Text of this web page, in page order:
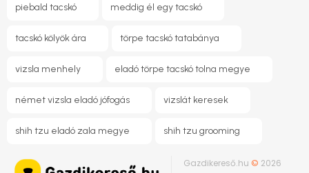
piebald tacskó meddig él egy tacskó
tacskó kölyök ára törpe tacskó tatabánya
vizsla menhely eladó törpe tacskó tolna megye
német vizsla eladó jófogás vizslát keresek
shih tzu eladó zala megye shih tzu grooming
Gazdikereső.hu © 2026